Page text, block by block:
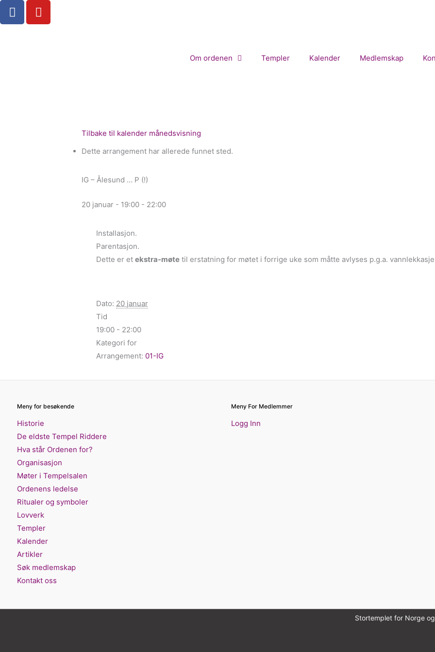
Hopp
rett
F
a
Y
o
Om ordenen Templer Kalender Medlemskap
Tilbake til kalender månedsvisning
Dette arrangement har allerede funnet sted.
IG – Ålesund … P (!)
20 januar - 19:00 - 22:00
Installasjon.
Parentasjon.
Dette er et ekstra-møte til erstatning for møtet i forrige uke som måtte avlyses p.g.a.
Dato: 20 januar
Tid
19:00 - 22:00
Kategori for
Arrangement: 01-IG
Meny for besøkende
Historie
De eldste Tempel Riddere
Hva står Ordenen for?
Organisasjon
Møter i Tempelsalen
Ordenens ledelse
Ritualer og symboler
Lovverk
Templer
Kalender
Artikler
Søk medlemskap
Kontakt oss
Meny For Medlemmer
Logg Inn
Stortemplet for Norge